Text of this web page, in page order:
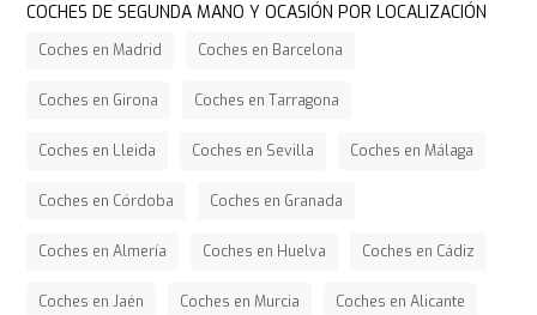
COCHES DE SEGUNDA MANO Y OCASIÓN POR LOCALIZACIÓN
Coches en Madrid Coches en Barcelona
Coches en Girona Coches en Tarragona
Coches en Lleida Coches en Sevilla Coches en Málaga
Coches en Córdoba Coches en Granada
Coches en Almería Coches en Huelva Coches en Cádiz
Coches en Jaén Coches en Murcia Coches en Alicante